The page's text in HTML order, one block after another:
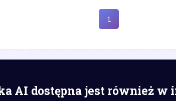
1
AI dostępna jest również w